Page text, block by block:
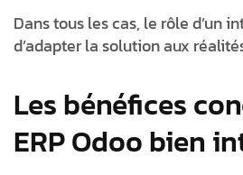
Dans tous les cas, le rôle d’un
d’adapter la solution aux
Les bénéfices
ERP Odoo bien